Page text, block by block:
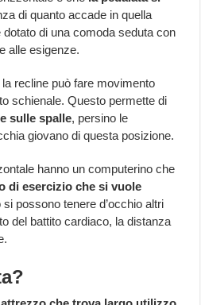
di quanto accade in quella
dotato di una comoda seduta con
alle esigenze.
recline può fare movimento
schienale. Questo permette di
sulle spalle, persino le
giovano di questa posizione.
hanno un computerino che
di esercizio che si vuole
possono tenere d’occhio altri
del battito cardiaco, la distanza